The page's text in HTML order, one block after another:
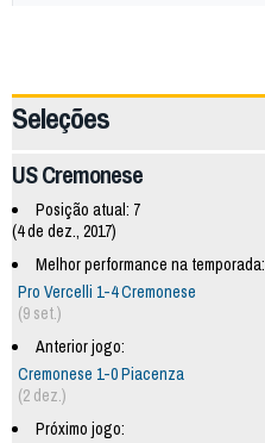
Seleções
US Cremonese
Posição atual: 7
(4 de dez., 2017)
Melhor performance na temporada:
Pro Vercelli 1-4 Cremonese
(9 set.)
Anterior jogo:
Cremonese 1-0 Piacenza
(2 dez.)
Próximo jogo: